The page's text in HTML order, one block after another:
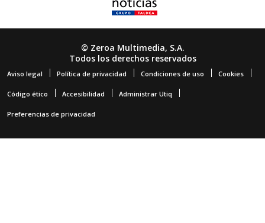
© Zeroa Multimedia, S.A.
Todos los derechos reservados
Aviso legal Política de privacidad Condiciones de uso Cookies
Código ético Accesibilidad Administrar Utiq
Preferencias de privacidad